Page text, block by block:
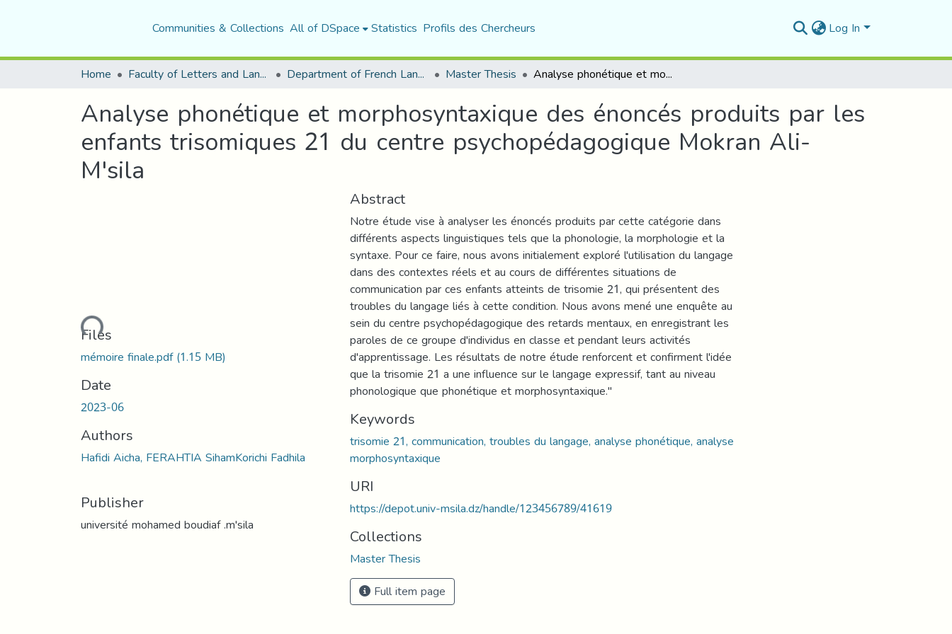
Communities & Collections All of DSpace Statistics Profils des Chercheurs Log In
Home Faculty of Letters and Languages Department of French Language and Literature Master Thesis Analyse phonétique et morphosyntaxique des énoncés produits par les enfants trisomiques 21 du centre psychopédagogique Mokran Ali-M'sila
Analyse phonétique et morphosyntaxique des énoncés produits par les
enfants trisomiques 21 du centre psychopédagogique Mokran Ali-
M'sila
Loading...
Files
mémoire finale.pdf(1.15 MB)
Date
2023-06
Authors
Hafidi Aicha, FERAHTIA SihamKorichi Fadhila
Publisher
université mohamed boudiaf .m'sila
Abstract
Notre étude vise à analyser les énoncés produits par cette catégorie dans
différents aspects linguistiques tels que la phonologie, la morphologie et la
syntaxe. Pour ce faire, nous avons initialement exploré l'utilisation du langage
dans des contextes réels et au cours de différentes situations de
communication par ces enfants atteints de trisomie 21, qui présentent des
troubles du langage liés à cette condition. Nous avons mené une enquête au
sein du centre psychopédagogique des retards mentaux, en enregistrant les
paroles de ce groupe d'individus en classe et pendant leurs activités
d'apprentissage. Les résultats de notre étude renforcent et confirment l'idée
que la trisomie 21 a une influence sur le langage expressif, tant au niveau
phonologique que phonétique et morphosyntaxique."
Keywords
trisomie 21, communication, troubles du langage, analyse phonétique, analyse
morphosyntaxique
URI
https://depot.univ-msila.dz/handle/123456789/41619
Collections
Master Thesis
Full item page